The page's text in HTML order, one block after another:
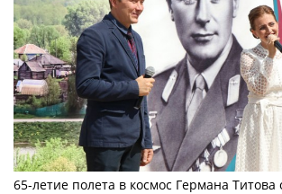
65-летие полета в космос Германа